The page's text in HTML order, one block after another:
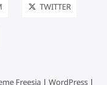
TWITTER
Freesia| WordPress|